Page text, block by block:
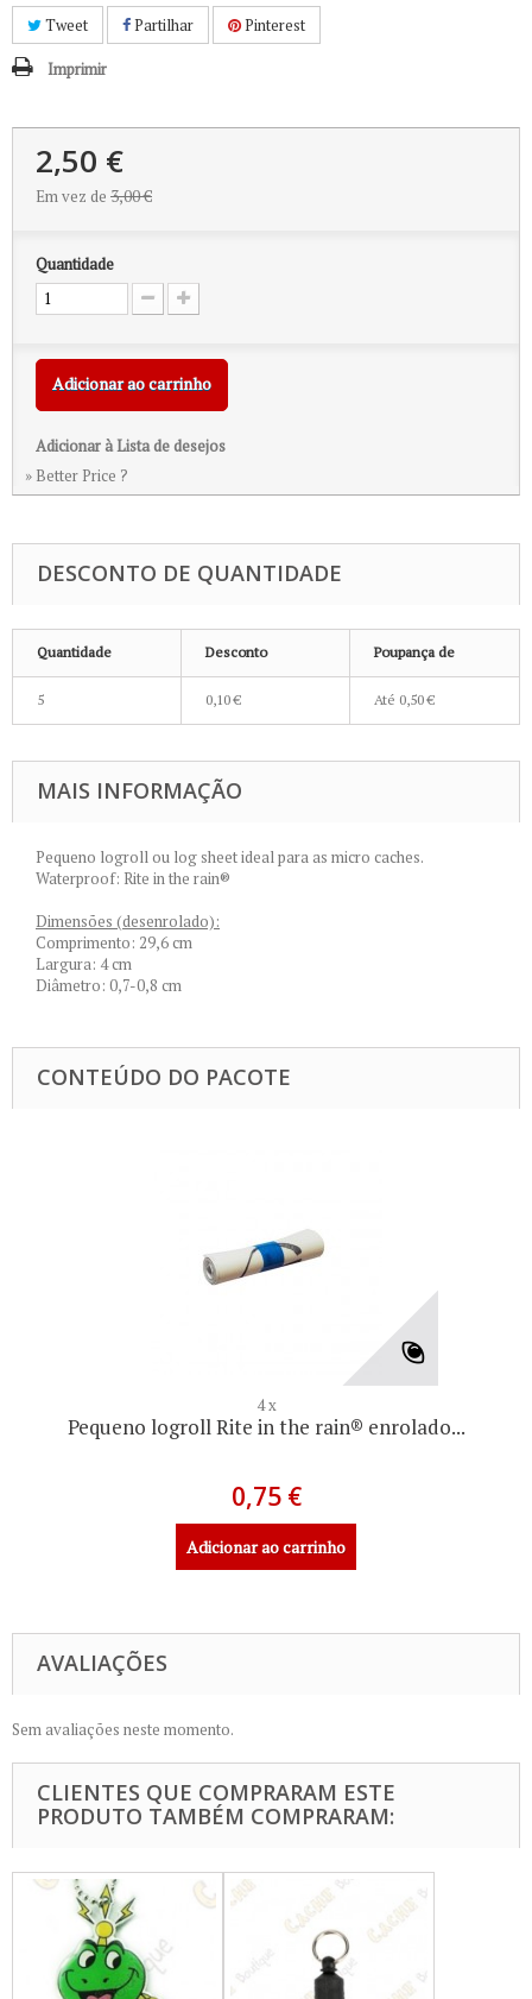
Tweet Partilhar Pinterest
Imprimir
2,50 €
Em vez de 3,00 €
Quantidade
Adicionar ao carrinho
Adicionar à Lista de desejos
» Better Price ?
DESCONTO DE QUANTIDADE
Quantidade Desconto Poupança de
5 0,10 € Até 0,50 €
MAIS INFORMAÇÃO
Pequeno logroll ou log sheet ideal para as micro caches.
Waterproof: Rite in the rain®
Dimensões (desenrolado):
Comprimento: 29,6 cm
Largura: 4 cm
Diâmetro: 0,7-0,8 cm
CONTEÚDO DO PACOTE
4 x
Pequeno logroll Rite in the rain® enrolado...
0,75 €
Adicionar ao carrinho
AVALIAÇÕES
Sem avaliações neste momento.
CLIENTES QUE COMPRARAM ESTE
PRODUTO TAMBÉM COMPRARAM: